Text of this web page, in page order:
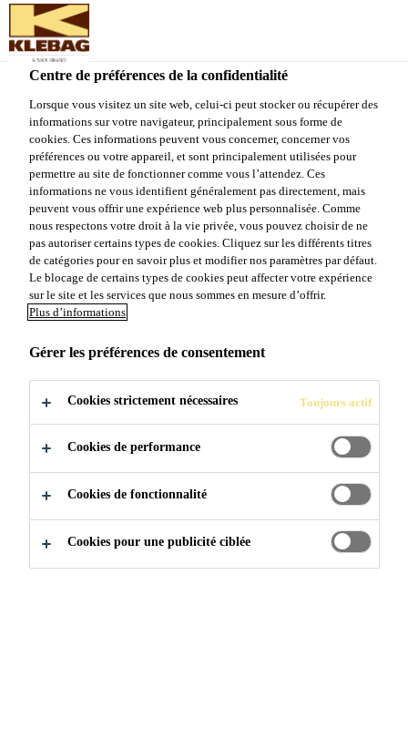
Sika Schweiz AG - VE Klebag
PRODUITS
AUXILIAIRES
Produits et Systèmes ... Produits auxiliaires
Centre de préférences de la confidentialité
Lorsque vous visitez un site web, celui-ci peut stocker ou récupérer des
informations sur votre navigateur, principalement sous forme de
cookies. Ces informations peuvent vous concerner, concerner vos
préférences ou votre appareil, et sont principalement utilisées pour
permettre au site de fonctionner comme vous l’attendez. Ces
informations ne vous identifient généralement pas directement, mais
peuvent vous offrir une expérience web plus personnalisée. Comme
nous respectons votre droit à la vie privée, vous pouvez choisir de ne
pas autoriser certains types de cookies. Cliquez sur les différents titres
de catégories pour en savoir plus et modifier nos paramètres par défaut.
Le blocage de certains types de cookies peut affecter votre expérience
sur le site et les services que nous sommes en mesure d’offrir.
Plus d’informations
Gérer les préférences de consentement
Cookies strictement nécessaires Toujours actif
Cookies de performance
Cookies de fonctionnalité
Cookies pour une publicité ciblée